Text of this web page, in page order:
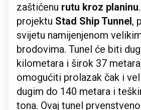
zaštićenu rutu kroz planinu
projektu Stad Ship Tunnel,
svijetu namijenjenom
brodovima. Tunel će biti
kilometara i širok 37
omogućiti prolazak čak i
dugim do 140 metara i
tona. Ovaj tunel